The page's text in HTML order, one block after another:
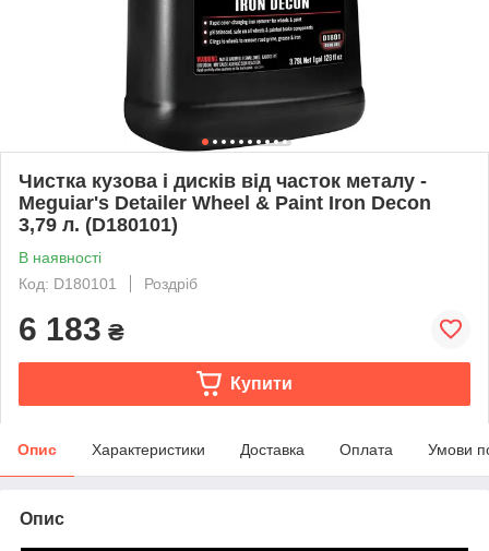
Чистка кузова і дисків від часток металу -
Meguiar's Detailer Wheel & Paint Iron Decon
3,79 л. (D180101)
В наявності
Код: D180101
Роздріб
6 183 ₴
Купити
Опис Характеристики Доставка Оплата Умови
Опис